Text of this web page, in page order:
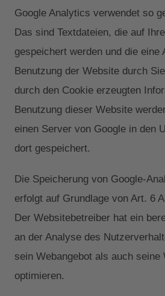
Google Analytics verwendet so
Das sind Textdateien, die auf
gespeichert werden und die eine
Benutzung der Website durch
durch den Cookie erzeugten
Benutzung dieser Website
einen Server von Google in den
dort gespeichert.
Die Speicherung von Google-
erfolgt auf Grundlage von Art. 6
Der Websitebetreiber hat ein
an der Analyse des
sein Webangebot als auch seine
optimieren.